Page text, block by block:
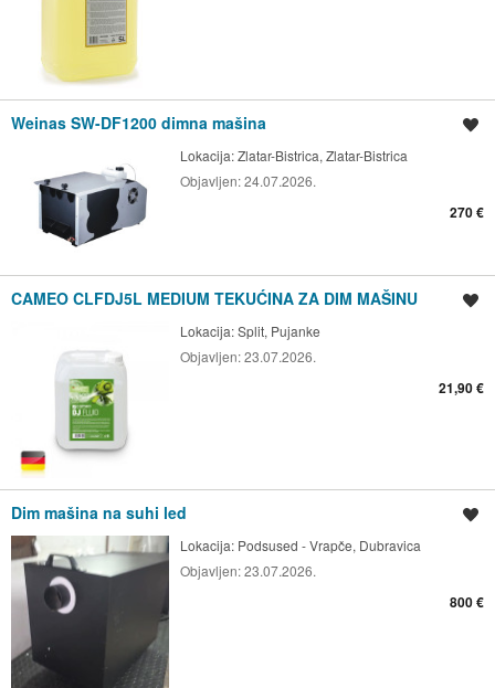
Weinas SW-DF1200 dimna mašina
Lokacija:Zlatar-Bistrica, Zlatar-Bistrica
Objavljen:24.07.2026.
270 €
CAMEO CLFDJ5L MEDIUM TEKUĆINA ZA DIM MAŠINU
Lokacija:Split, Pujanke
Objavljen:23.07.2026.
21,90 €
Dim mašina na suhi led
Lokacija: Podsused - Vrapče, Dubravica
Objavljen:23.07.2026.
800 €